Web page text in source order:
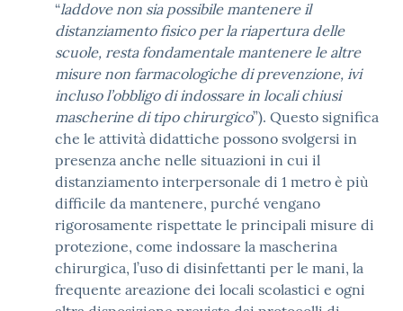
“laddove non sia possibile mantenere il
distanziamento fisico per la riapertura delle
scuole, resta fondamentale mantenere le altre
misure non farmacologiche di prevenzione, ivi
incluso l’obbligo di indossare in locali chiusi
mascherine di tipo chirurgico”). Questo significa
che le attività didattiche possono svolgersi in
presenza anche nelle situazioni in cui il
distanziamento interpersonale di 1 metro è più
difficile da mantenere, purché vengano
rigorosamente rispettate le principali misure di
protezione, come indossare la mascherina
chirurgica, l’uso di disinfettanti per le mani, la
frequente areazione dei locali scolastici e ogni